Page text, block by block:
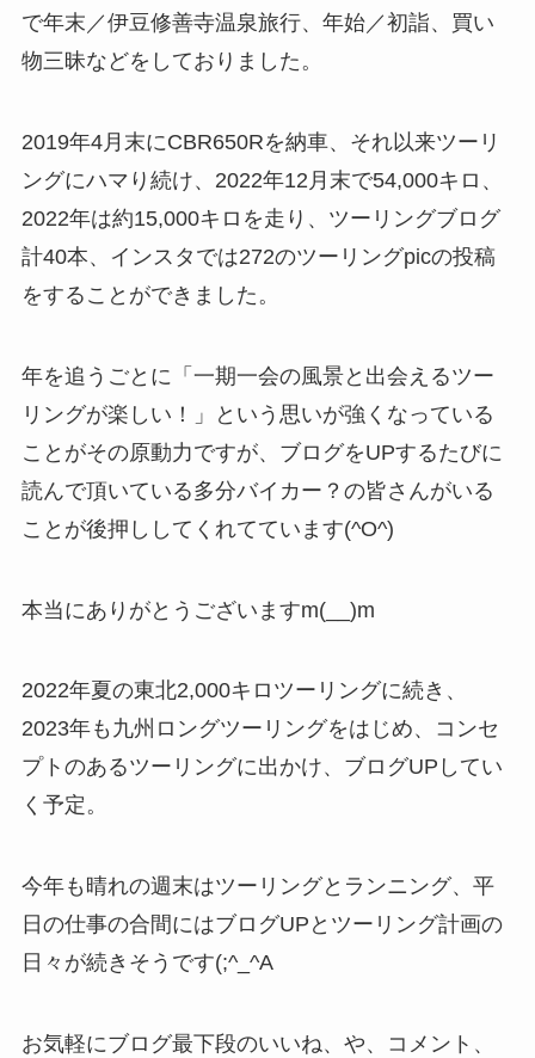
で年末／伊豆修善寺温泉旅行、年始／初詣、買い
物三昧などをしておりました。
2019年4月末にCBR650Rを納車、それ以来ツーリ
ングにハマり続け、2022年12月末で54,000キロ、
2022年は約15,000キロを走り、ツーリングブログ
計40本、インスタでは272のツーリングpicの投稿
をすることができました。
年を追うごとに「一期一会の風景と出会えるツー
リングが楽しい！」という思いが強くなっている
ことがその原動力ですが、ブログをUPするたびに
読んで頂いている多分バイカー？の皆さんがいる
ことが後押ししてくれてています(^O^)
本当にありがとうございますm(__)m
2022年夏の東北2,000キロツーリングに続き、
2023年も九州ロングツーリングをはじめ、コンセ
プトのあるツーリングに出かけ、ブログUPしてい
く予定。
今年も晴れの週末はツーリングとランニング、平
日の仕事の合間にはブログUPとツーリング計画の
日々が続きそうです(;^_^A
お気軽にブログ最下段のいいね、や、コメント、